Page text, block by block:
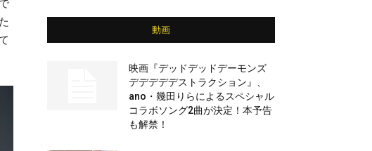
動画
映画『デッドデッドデーモンズ
デデデデデストラクション』、
ano・幾田りらによるスペシャル
コラボソング2曲が決定！本予告
も解禁！